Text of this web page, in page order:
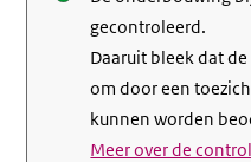
gecontroleerd.
Daaruit bleek dat de
om door een
kunnen worden
Meer over de